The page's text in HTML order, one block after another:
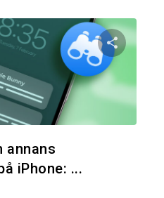
Dela
annans
iPhone: ...